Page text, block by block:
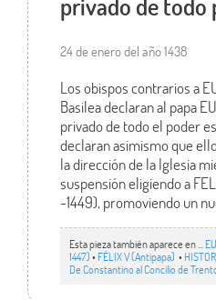
privado de todo
24 de enero del año 1438
Los obispos contrarios a
Basilea declaran al papa
privado de todo el poder
declaran asimismo que
la dirección de la Iglesia
suspensión eligiendo a
-1449), promoviendo un
Esta pieza también aparece en ...
1447)• FÉLIX V (Antipapa) •
De Constantino al Concilio de